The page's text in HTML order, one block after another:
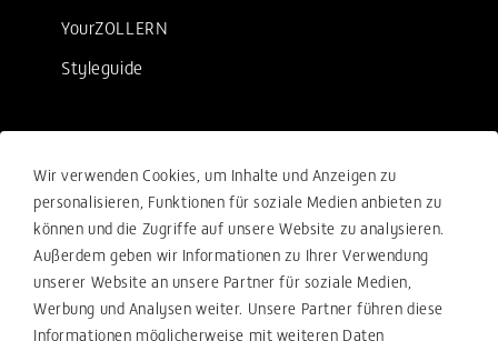
YourZOLLERN
Styleguide
Rechtliches
Verkaufsbedingungen
Einkaufsbedingungen
Compliance
Ihre Beschwerde-Meldung
Wir verwenden Cookies, um Inhalte und Anzeigen zu
personalisieren, Funktionen für soziale Medien anbieten zu
können und die Zugriffe auf unsere Website zu analysieren.
Außerdem geben wir Informationen zu Ihrer Verwendung
unserer Website an unsere Partner für soziale Medien,
Werbung und Analysen weiter. Unsere Partner führen diese
Informationen möglicherweise mit weiteren Daten